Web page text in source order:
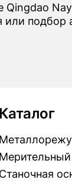
Каталог
Станочная